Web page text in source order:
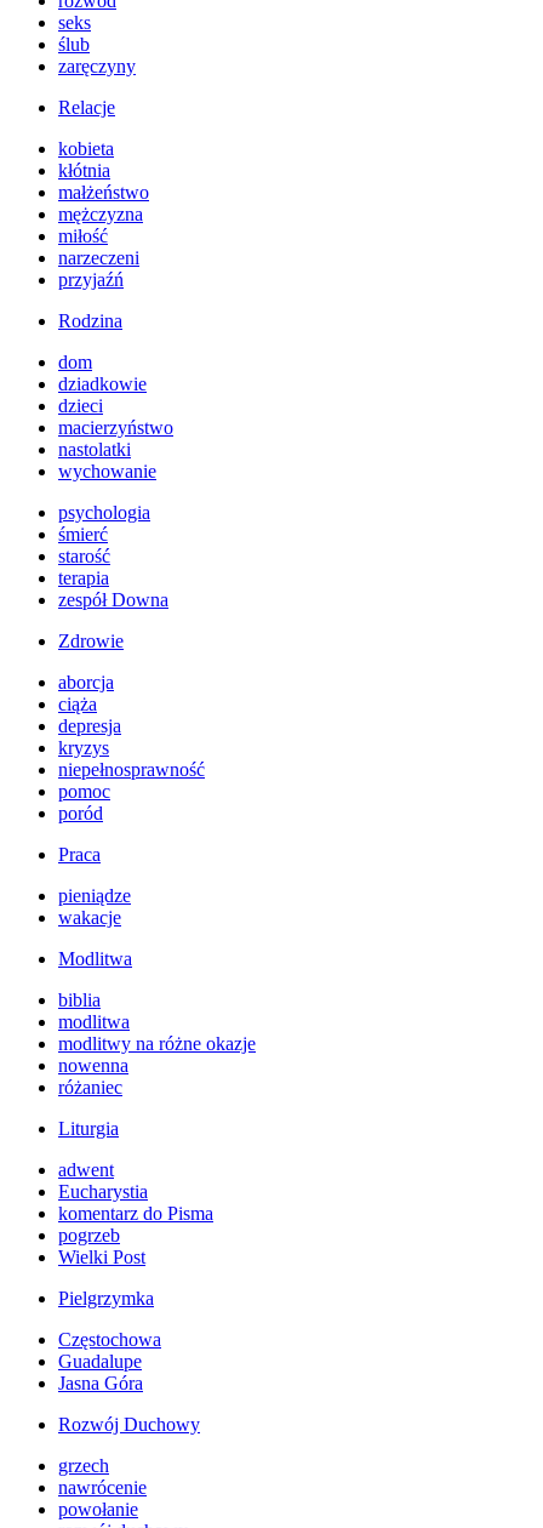
seks
ślub
zaręczyny
Relacje
kobieta
kłótnia
małżeństwo
mężczyzna
miłość
narzeczeni
przyjaźń
Rodzina
dom
dziadkowie
dzieci
macierzyństwo
nastolatki
wychowanie
psychologia
śmierć
starość
terapia
zespół Downa
Zdrowie
aborcja
ciąża
depresja
kryzys
niepełnosprawność
pomoc
poród
Praca
pieniądze
wakacje
Modlitwa
biblia
modlitwa
modlitwy na różne okazje
nowenna
różaniec
Liturgia
adwent
Eucharystia
komentarz do Pisma
pogrzeb
Wielki Post
Pielgrzymka
Częstochowa
Guadalupe
Jasna Góra
Rozwój Duchowy
grzech
nawrócenie
powołanie